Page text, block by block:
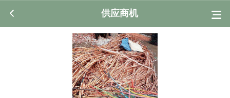
供应商机